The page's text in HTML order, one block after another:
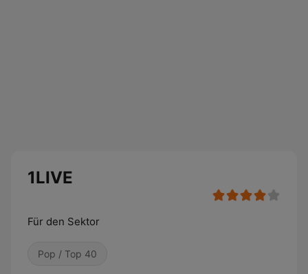
1LIVE
Für den Sektor
Pop / Top 40